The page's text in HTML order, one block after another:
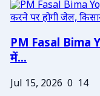
PM Fasal Bima
में...
Jul 15, 2026 0 14